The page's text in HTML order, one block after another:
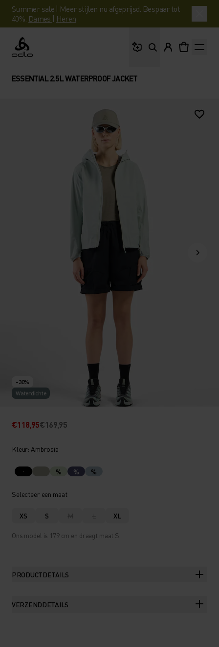
Summer sale | Meer stijlen nu afgeprijsd. Bespaar tot
40%. Dames | Heren
Odlo
ESSENTIAL 2.5L WATERPROOF JACKET
-30%
Waterdichte
€118,95€169,95
Kleur: Ambrosia
% % %
Selecteer een maat
XS S M L XL
Ons model is 179 cm en draagt maat S.
PRODUCTDETAILS
VERZENDDETAILS